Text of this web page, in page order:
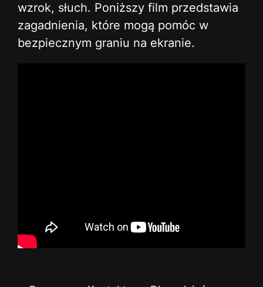
wzrok, słuch. Poniższy film przedstawia
zagadnienia, które mogą pomóc w
bezpiecznym graniu na ekranie.